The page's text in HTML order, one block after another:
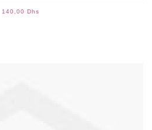
140,00 Dhs